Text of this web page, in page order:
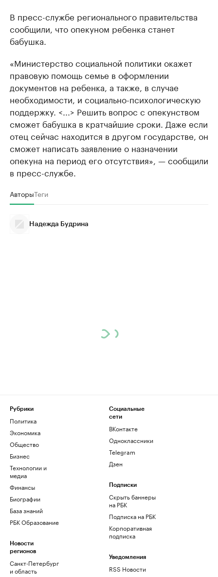
В пресс-службе регионального правительства
сообщили, что опекуном ребенка станет
бабушка.
«Министерство социальной политики окажет
правовую помощь семье в оформлении
документов на ребенка, а также, в случае
необходимости, и социально-психологическую
поддержку. <...> Решить вопрос с опекунством
сможет бабушка в кратчайшие сроки. Даже если
отец сейчас находится в другом государстве, он
сможет написать заявление о назначении
опекуна на период его отсутствия», — сообщили
в пресс-службе.
АвторыТеги
Надежда Будрина
Рубрики
Политика
Экономика
Общество
Бизнес
Технологии и
медиа
Финансы
Биографии
База знаний
РБК Образование
Новости
регионов
Санкт-Петербург
и область
Социальные
сети
ВКонтакте
Одноклассники
Telegram
Дзен
Подписки
Скрыть баннеры
на РБК
Подписка на РБК
Корпоративная
подписка
Уведомления
RSS Новости